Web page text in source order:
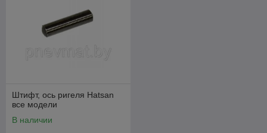
Штифт, ось ригеля Hatsan
все модели
В наличии